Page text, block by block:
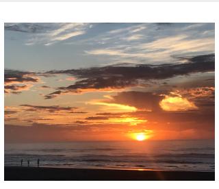
今月のプレゼント
湘南
千葉北
伊豆
千葉南
大阪
四国
お知らせ
その他
ルール＆How to
VOTE!